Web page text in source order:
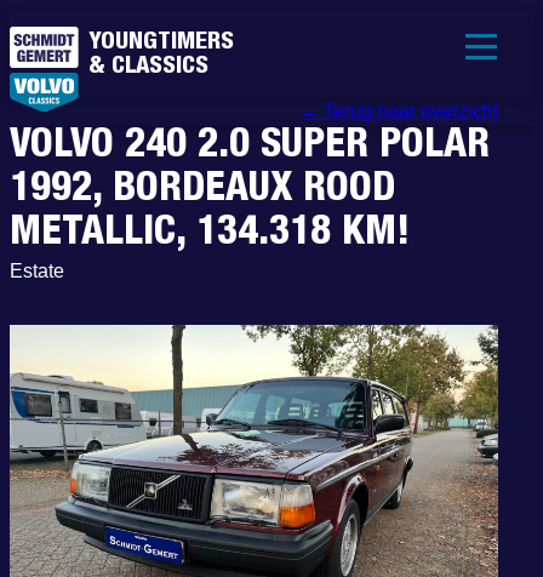
YOUNGTIMERS
& CLASSICS
← Terug naar overzicht
VOLVO 240 2.0 SUPER POLAR
1992, BORDEAUX ROOD
METALLIC, 134.318 KM!
Estate